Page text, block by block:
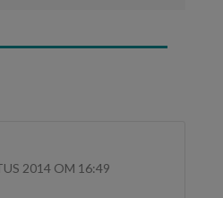
2014 OM 16:49